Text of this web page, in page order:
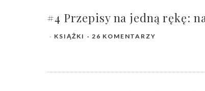
#4 Przepisy na jedną rękę:
KSIĄŻKI 26 KOMENTARZY